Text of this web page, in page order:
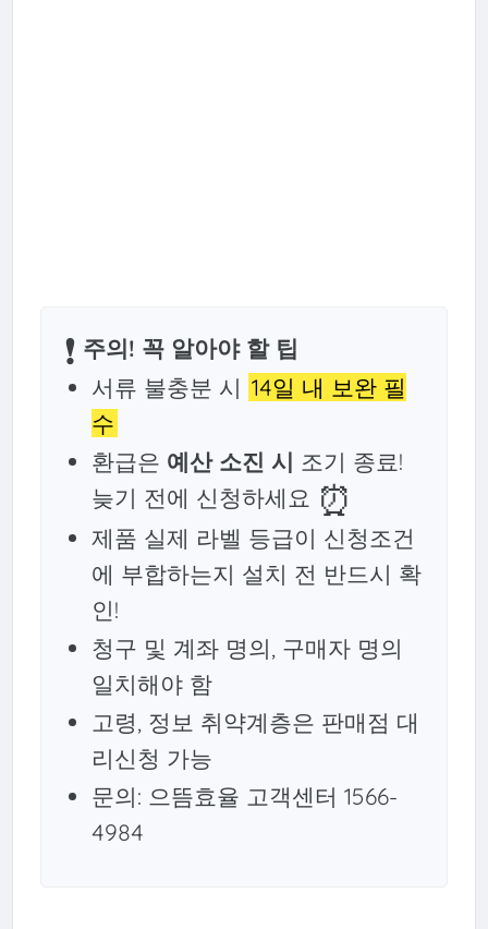
❗️ 주의! 꼭 알아야 할 팁
서류 불충분 시 14일 내 보완 필
수
환급은 예산 소진 시 조기 종료!
늦기 전에 신청하세요 ⏰
제품 실제 라벨 등급이 신청조건
에 부합하는지 설치 전 반드시 확
인!
청구 및 계좌 명의, 구매자 명의
일치해야 함
고령, 정보 취약계층은 판매점 대
리신청 가능
문의: 으뜸효율 고객센터 1566-
4984